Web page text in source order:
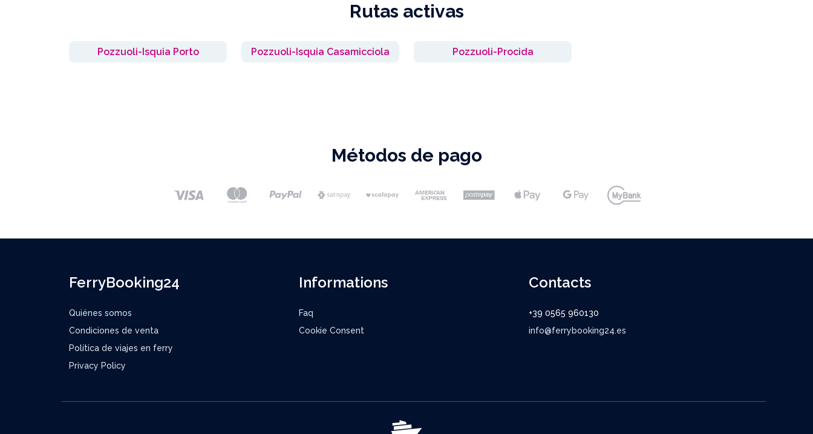
Rutas activas
Pozzuoli-Isquia Porto Pozzuoli-Isquia Casamicciola Pozzuoli-Procida
Métodos de pago
FerryBooking24
Quiénes somos
Condiciones de venta
Política de viajes en ferry
Privacy Policy
Informations
Faq
Cookie Consent
Contacts
+39 0565 960130
info@ferrybooking24.es